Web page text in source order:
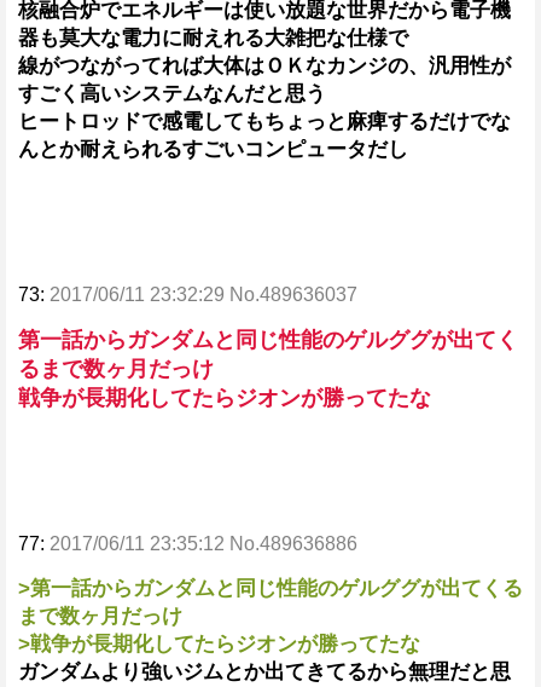
核融合炉でエネルギーは使い放題な世界だから電子機
器も莫大な電力に耐えれる大雑把な仕様で
線がつながってれば大体はＯＫなカンジの、汎用性が
すごく高いシステムなんだと思う
ヒートロッドで感電してもちょっと麻痺するだけでな
んとか耐えられるすごいコンピュータだし
73: 2017/06/11 23:32:29 No.489636037
第一話からガンダムと同じ性能のゲルググが出てく
るまで数ヶ月だっけ
戦争が長期化してたらジオンが勝ってたな
77: 2017/06/11 23:35:12 No.489636886
>第一話からガンダムと同じ性能のゲルググが出てくる
まで数ヶ月だっけ
>戦争が長期化してたらジオンが勝ってたな
ガンダムより強いジムとか出てきてるから無理だと思